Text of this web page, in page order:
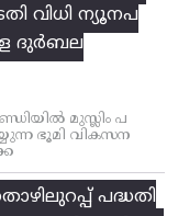
വിധി ന്യൂനപ
ദുർബല
മുസ്ലിം പ
ഭൂമി വികസന
പദ്ധതി